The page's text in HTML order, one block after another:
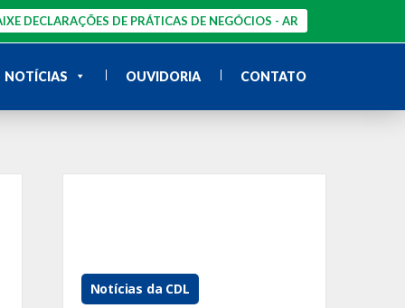
DECLARAÇÕES DE PRÁTICAS DE NEGÓCIOS - AR
NOTÍCIAS OUVIDORIA CONTATO
Notícias da CDL